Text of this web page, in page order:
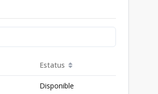
Estatus
Disponible